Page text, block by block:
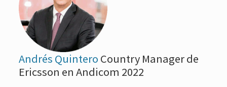
Andrés Quintero Country Manager de
Ericsson en Andicom 2022